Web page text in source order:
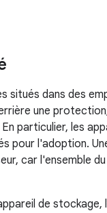
situés dans des
une
particulier, les
pour l'adoption.
car l'ensemble
de